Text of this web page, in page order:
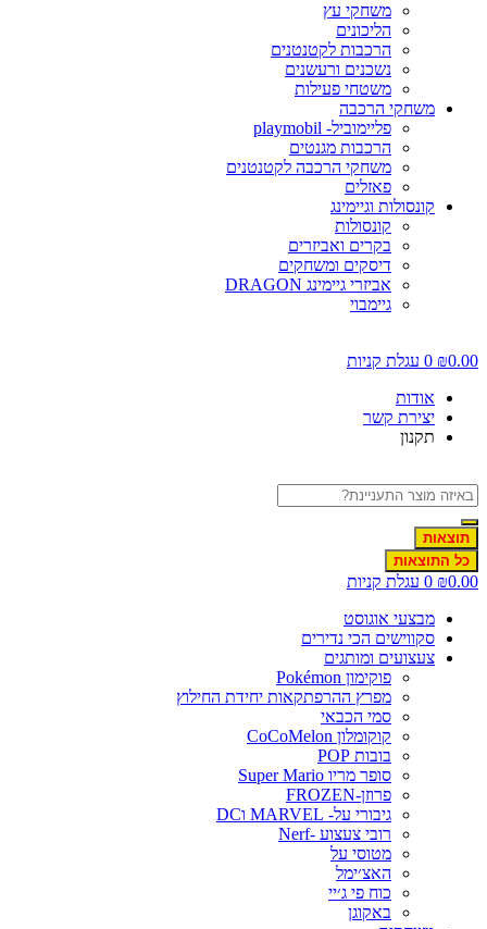
משחקי עץ
הליכונים
הרכבות לקטנטנים
נשכנים ורעשנים
משטחי פעילות
משחקי הרכבה
פליימוביל- playmobil
הרכבות מגנטים
משחקי הרכבה לקטנטנים
פאזלים
קונסולות וגיימינג
קונסולות
בקרים ואביזרים
דיסקים ומשחקים
אביזרי גיימינג DRAGON
גיימבוי
₪
0 עגלת קניות
אודות
יצירת קשר
תקנון
תוצאות
כל התוצאות
₪
0 עגלת קניות
מבצעי אוגוסט
סקווישים הכי נדירים
צעצועים ומותגים
פוקימון Pokémon
מפרץ ההרפתקאות יחידת החילוץ
סמי הכבאי
קוקומלון CoCoMelon
בובות POP
סופר מריו Super Mario
פרוזן-FROZEN
גיבורי על- MARVEL וDC
רובי צעצוע -Nerf
מטוסי על
האצ׳ימל
כוח פי ג׳יי
באקוגן